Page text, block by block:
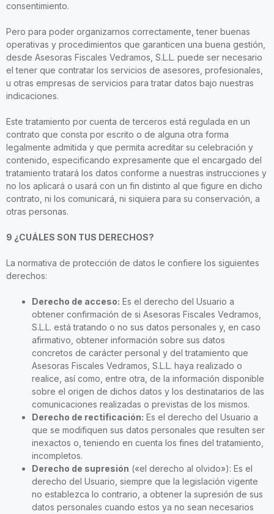
consentimiento.
Pero para poder organizarnos correctamente, tener buenas
operativas y procedimientos que garanticen una buena gestión,
desde Asesoras Fiscales Vedramos, S.L.L. puede ser necesario
el tener que contratar los servicios de asesores, profesionales,
u otras empresas de servicios para tratar datos bajo nuestras
indicaciones.
Este tratamiento por cuenta de terceros está regulada en un
contrato que consta por escrito o de alguna otra forma
legalmente admitida y que permita acreditar su celebración y
contenido, especificando expresamente que el encargado del
tratamiento tratará los datos conforme a nuestras instrucciones y
no los aplicará o usará con un fin distinto al que figure en dicho
contrato, ni los comunicará, ni siquiera para su conservación, a
otras personas.
9 ¿CUÁLES SON TUS DERECHOS?
La normativa de protección de datos le confiere los siguientes
derechos:
Derecho de acceso: Es el derecho del Usuario a
obtener confirmación de si Asesoras Fiscales Vedramos,
S.L.L. está tratando o no sus datos personales y, en caso
afirmativo, obtener información sobre sus datos
concretos de carácter personal y del tratamiento que
Asesoras Fiscales Vedramos, S.L.L. haya realizado o
realice, así como, entre otra, de la información disponible
sobre el origen de dichos datos y los destinatarios de las
comunicaciones realizadas o previstas de los mismos.
Derecho de rectificación: Es el derecho del Usuario a
que se modifiquen sus datos personales que resulten ser
inexactos o, teniendo en cuenta los fines del tratamiento,
incompletos.
Derecho de supresión («el derecho al olvido»): Es el
derecho del Usuario, siempre que la legislación vigente
no establezca lo contrario, a obtener la supresión de sus
datos personales cuando estos ya no sean necesarios